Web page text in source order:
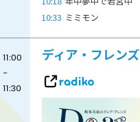
10:33 ミミモン
11:00
-
11:30
ディア・フレンズ